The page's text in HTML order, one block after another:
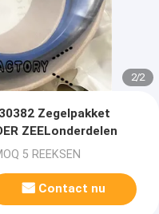
2/2
Zegelpakket
ZEELonderdelen
5 REEKSEN
Contact nu